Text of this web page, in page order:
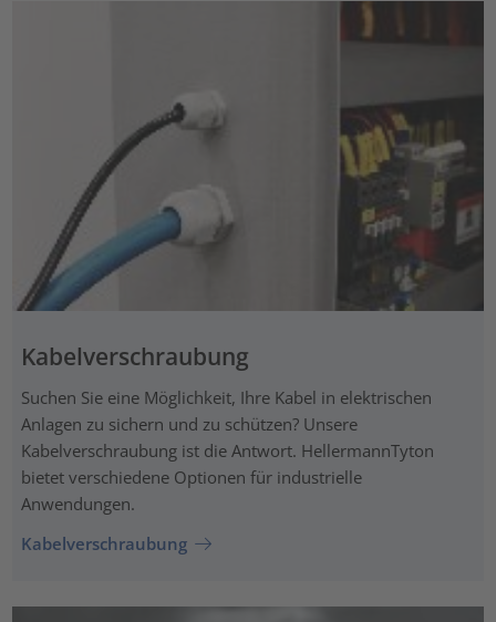
Kabelverschraubung
Suchen Sie eine Möglichkeit, Ihre Kabel in elektrischen
Anlagen zu sichern und zu schützen? Unsere
Kabelverschraubung ist die Antwort. HellermannTyton
bietet verschiedene Optionen für industrielle
Anwendungen.
Kabelverschraubung